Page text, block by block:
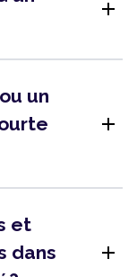
add
un
add
et
dans
add